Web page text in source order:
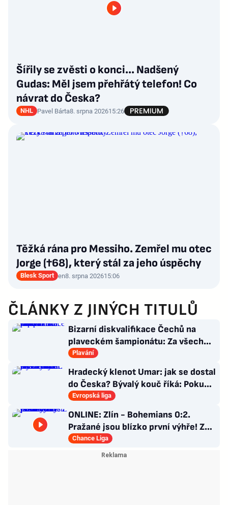
Šířily se zvěsti o konci... Nadšený
Gudas: Měl jsem přehřátý telefon! Co
návrat do Česka?
NHL Pavel Bárta8. srpna 202615:26
Těžká rána pro Messiho. Zemřel mu otec
Jorge (†68), který stál za jeho úspěchy
Blesk Sport en8. srpna 202615:06
ČLÁNKY Z JINÝCH TITULŮ
Bizarní diskvalifikace Čechů na
plaveckém šampionátu: Za všechno
mohla čepička!
Plavání
Hradecký klenot Umar: jak se dostal
do Česka? Bývalý kouč říká: Pokud
nezblbne...
Evropská liga
ONLINE: Zlín - Bohemians 0:2.
Pražané jsou blízko první výhře! Z
penalty zvýšil Čermák
Chance Liga